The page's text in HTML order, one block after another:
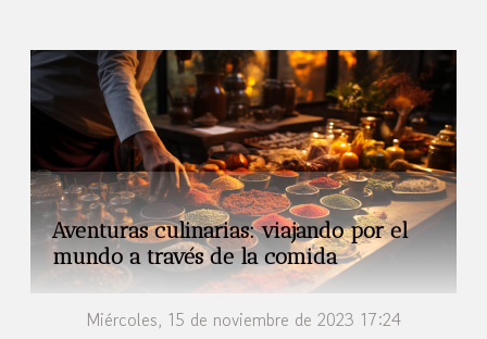
Aventuras culinarias: viajando por el
mundo a través de la comida
Miércoles, 15 de noviembre de 2023 17:24